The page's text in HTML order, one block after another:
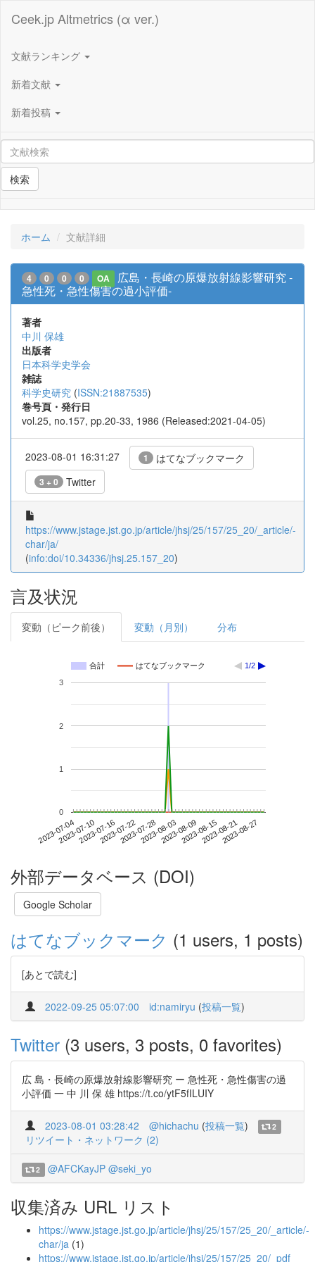
Ceek.jp Altmetrics (α ver.)
文献ランキング
新着文献
新着投稿
検索
ホーム 文献詳細
4 0 0 0 OA
広島・長崎の原爆放射線影響研究 -
急性死・急性傷害の過小評価-
著者
中川 保雄
出版者
日本科学史学会
雑誌
科学史研究 (ISSN:21887535)
巻号頁・発行日
vol.25, no.157, pp.20-33, 1986 (Released:2021-04-05)
2023-08-01 16:31:27 1 はてなブックマーク
3 + 0 Twitter
https://www.jstage.jst.go.jp/article/jhsj/25/157/25_20/_article/-
char/ja/
(info:doi/10.34336/jhsj.25.157_20)
言及状況
変動（ピーク前後） 変動（月別） 分布
合計 はてなブックマーク 1/2
2023-07-042023-07-102023-07-162023-07-222023-07-282023-08-032023-08-092023-08-152023-08-212023-08-27
0
1
2
3
外部データベース (DOI)
Google Scholar
はてなブックマーク (1 users, 1 posts)
[あとで読む]
2022-09-25 05:07:00 id:namiryu (投稿一覧)
Twitter (3 users, 3 posts, 0 favorites)
広 島・長崎の原爆放射線影響研究 ー 急性死・急性傷害の過
小評価 一 中 川 保 雄 https://t.co/ytF5fILUIY
2023-08-01 03:28:42 @hichachu (投稿一覧) 2
リツイート・ネットワーク (2)
2 @AFCKayJP @seki_yo
収集済み URL リスト
https://www.jstage.jst.go.jp/article/jhsj/25/157/25_20/_article/-
char/ja (1)
https://www.jstage.jst.go.jp/article/jhsj/25/157/25_20/_pdf